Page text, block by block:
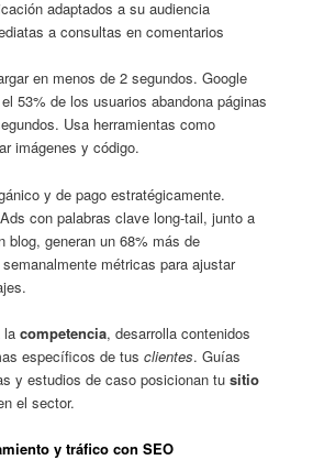
adaptados a su audiencia
a consultas en comentarios
en menos de 2 segundos. Google
53% de los usuarios abandona páginas
Usa herramientas como
imágenes y código.
y de pago estratégicamente.
con palabras clave long-tail, junto a
blog, generan un 68% más de
métricas para ajustar
lacompetencia, desarrolla contenidos
específicos de tusclientes. Guías
y estudios de caso posicionan tusitio
el sector.
y tráfico con SEO